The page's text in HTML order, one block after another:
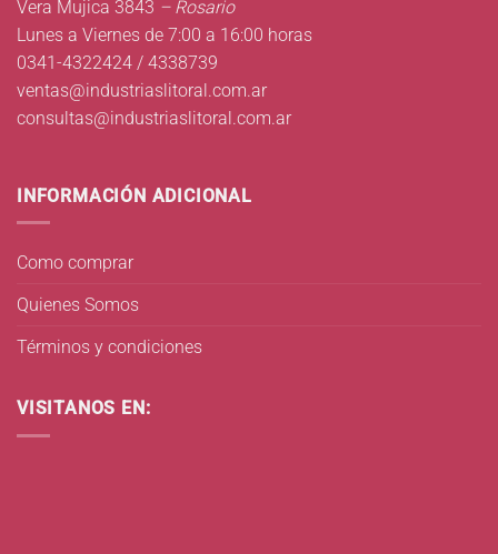
Vera Mujica 3843 – Rosario
Lunes a Viernes de 7:00 a 16:00 horas
0341-4322424 / 4338739
ventas@industriaslitoral.com.ar
consultas@industriaslitoral.com.ar
INFORMACIÓN ADICIONAL
Como comprar
Quienes Somos
Términos y condiciones
VISITANOS EN: